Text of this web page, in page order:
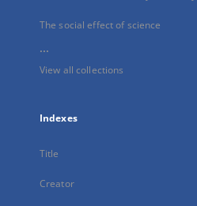
The social effect of science
...
View all collections
Indexes
Title
Creator